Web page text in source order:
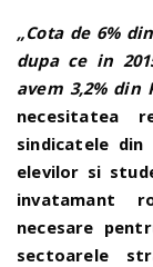
„Cota de 6%
dupa ce in
avem 3,2% din
necesitatea
sindicatele
elevilor si
invatamant
necesare
sectoarele